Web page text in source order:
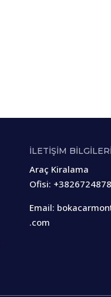
İLETİŞİM BİLGİLERİ
Araç Kiralama
Ofisi:
Email:
.com